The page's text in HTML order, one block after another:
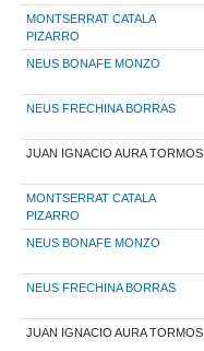
MONTSERRAT CATALA
PIZARRO
NEUS BONAFE MONZO
NEUS FRECHINA BORRAS
JUAN IGNACIO AURA TORMOS
MONTSERRAT CATALA
PIZARRO
NEUS BONAFE MONZO
NEUS FRECHINA BORRAS
JUAN IGNACIO AURA TORMOS